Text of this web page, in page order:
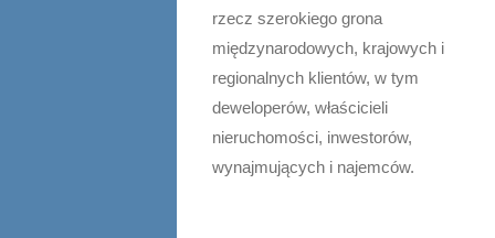
rzecz szerokiego grona
międzynarodowych, krajowych i
regionalnych klientów, w tym
deweloperów, właścicieli
nieruchomości, inwestorów,
wynajmujących i najemców.